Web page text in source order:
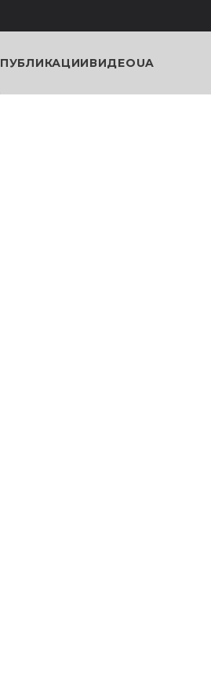
ПУБЛИКАЦИИВИДЕОUA